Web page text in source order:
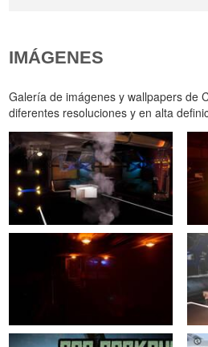
IMÁGENES
Galería de imágenes y wallpapers de
diferentes resoluciones y en alta